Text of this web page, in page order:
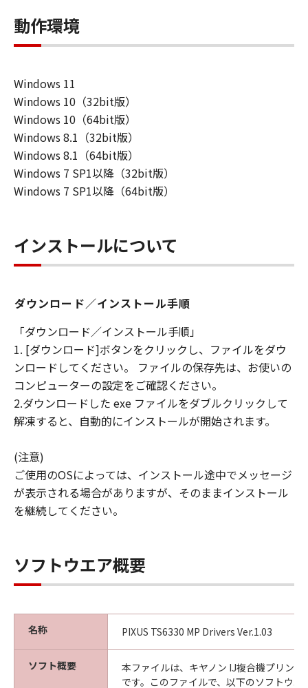
動作環境
Windows 11
Windows 10（32bit版）
Windows 10（64bit版）
Windows 8.1（32bit版）
Windows 8.1（64bit版）
Windows 7 SP1以降（32bit版）
Windows 7 SP1以降（64bit版）
インストールについて
ダウンロード／インストール手順
「ダウンロード／インストール手順」
1. [ダウンロード]ボタンをクリックし、ファイルをダウ
ンロードしてください。 ファイルの保存先は、お使いの
コンピューターの設定をご確認ください。
2.ダウンロードした exe ファイルをダブルクリックして
解凍すると、自動的にインストールが開始されます。
(注意)
ご使用のOSによっては、インストール途中でメッセージ
が表示される場合がありますが、そのままインストール
を継続してください。
ソフトウエア概要
名称 PIXUS TS6330 MP Drivers Ver.1.03
ソフト概要
本ファイルは、キヤノン IJ複合機プリン
です。このファイルで、以下のソフトウエ